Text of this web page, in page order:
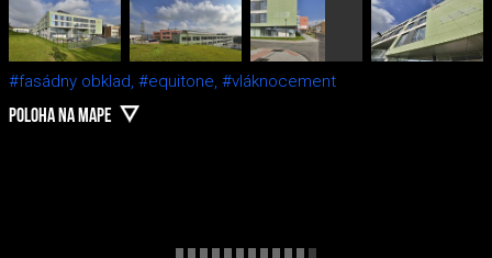
#fasádny obklad, #equitone, #vláknocement
POLOHA NA MAPE